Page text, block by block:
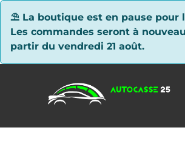
⛱ La boutique est en pause pour
Les commandes seront à
partir du vendredi 21 août.
Panneau de gestion des